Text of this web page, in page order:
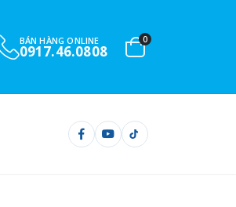
BÁN HÀNG ONLINE
0901.732.999
0